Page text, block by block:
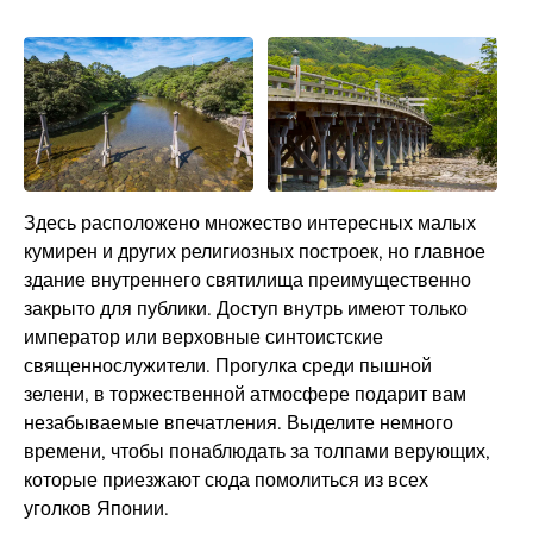
Здесь расположено множество интересных малых
кумирен и других религиозных построек, но главное
здание внутреннего святилища преимущественно
закрыто для публики. Доступ внутрь имеют только
император или верховные синтоистские
священнослужители. Прогулка среди пышной
зелени, в торжественной атмосфере подарит вам
незабываемые впечатления. Выделите немного
времени, чтобы понаблюдать за толпами верующих,
которые приезжают сюда помолиться из всех
уголков Японии.